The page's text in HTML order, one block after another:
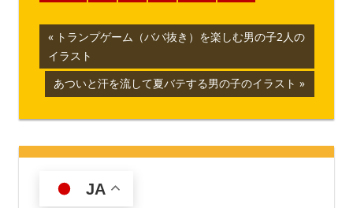
投
稿
ナ
ビ
ゲ
ー
前
の
記
事:
トランプゲーム（ババ抜き）を楽しむ男の子2人の
イラスト
次
の
記
あついと汗を流して夏バテする男の子のイラスト
JA